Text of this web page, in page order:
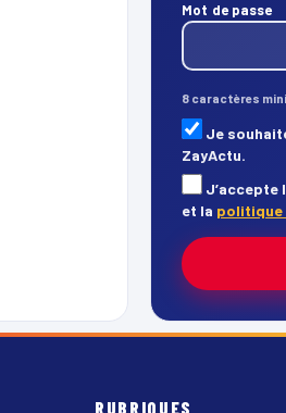
Mot de passe
8 caractères
Je
ZayActu.
J’accepte
et la
RUBRIQUES